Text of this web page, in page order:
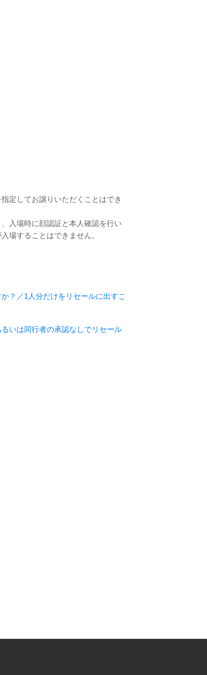
定してお譲りいただくことはでき
入場時に顔認証と本人確認を行い
場することはできません。
？／1人分だけをリセールに出すこ
いは同行者の承認なしでリセール